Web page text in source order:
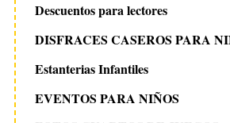
Descuentos para lectores
DISFRACES CASEROS PARA
Estanterias Infantiles
EVENTOS PARA NIÑOS